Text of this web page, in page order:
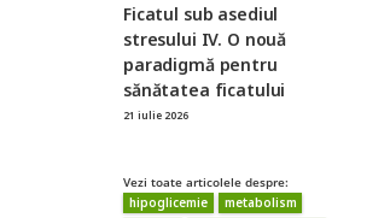
Ficatul sub asediul
stresului IV. O nouă
paradigmă pentru
sănătatea ficatului
21 iulie 2026
Vezi toate articolele despre:
hipoglicemie
metabolism